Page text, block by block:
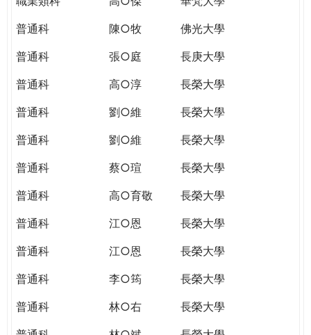
普通科
陳○牧
佛光大學
普通科
張○庭
長庚大學
普通科
高○淳
長榮大學
普通科
劉○維
長榮大學
普通科
劉○維
長榮大學
普通科
蔡○瑄
長榮大學
普通科
高○育敬
長榮大學
普通科
江○恩
長榮大學
普通科
江○恩
長榮大學
普通科
李○筠
長榮大學
普通科
林○右
長榮大學